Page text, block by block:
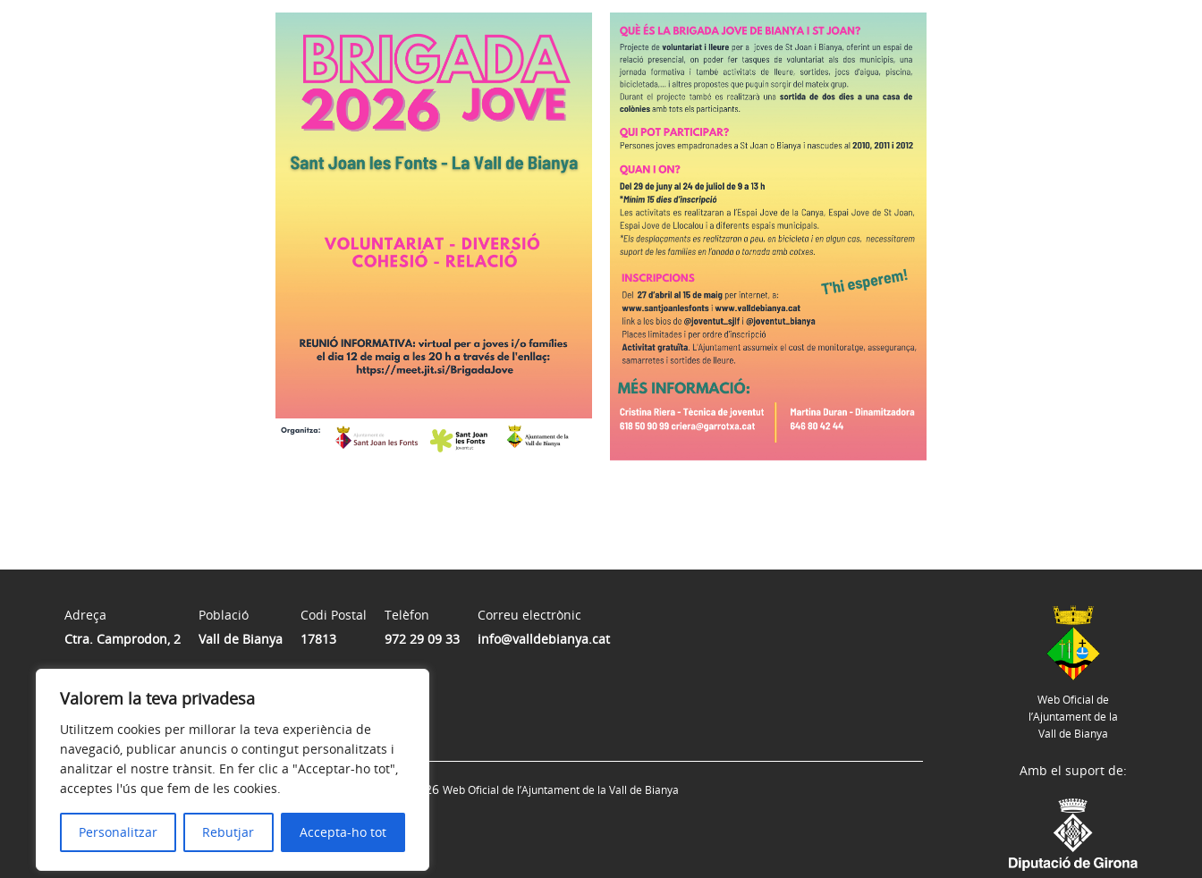
Valorem la teva privadesa
Utilitzem cookies per millorar la teva experiència de
navegació, publicar anuncis o contingut personalitzats i
analitzar el nostre trànsit. En fer clic a "Acceptar-ho tot",
acceptes l'ús que fem de les cookies.
Personalitzar Rebutjar Accepta-ho tot
Adreça
Ctra. Camprodon, 2
Població
Vall de Bianya
Codi Postal
17813
Telèfon
972 29 09 33
Correu electrònic
info@valldebianya.cat
Horari
Dilluns a divendres de 8h a 15h
Web Oficial de
l’Ajuntament de la
Vall de Bianya
Avís legal Política de privacitat © 2026 Web Oficial de l’Ajuntament de la Vall de Bianya
Amb el suport de: